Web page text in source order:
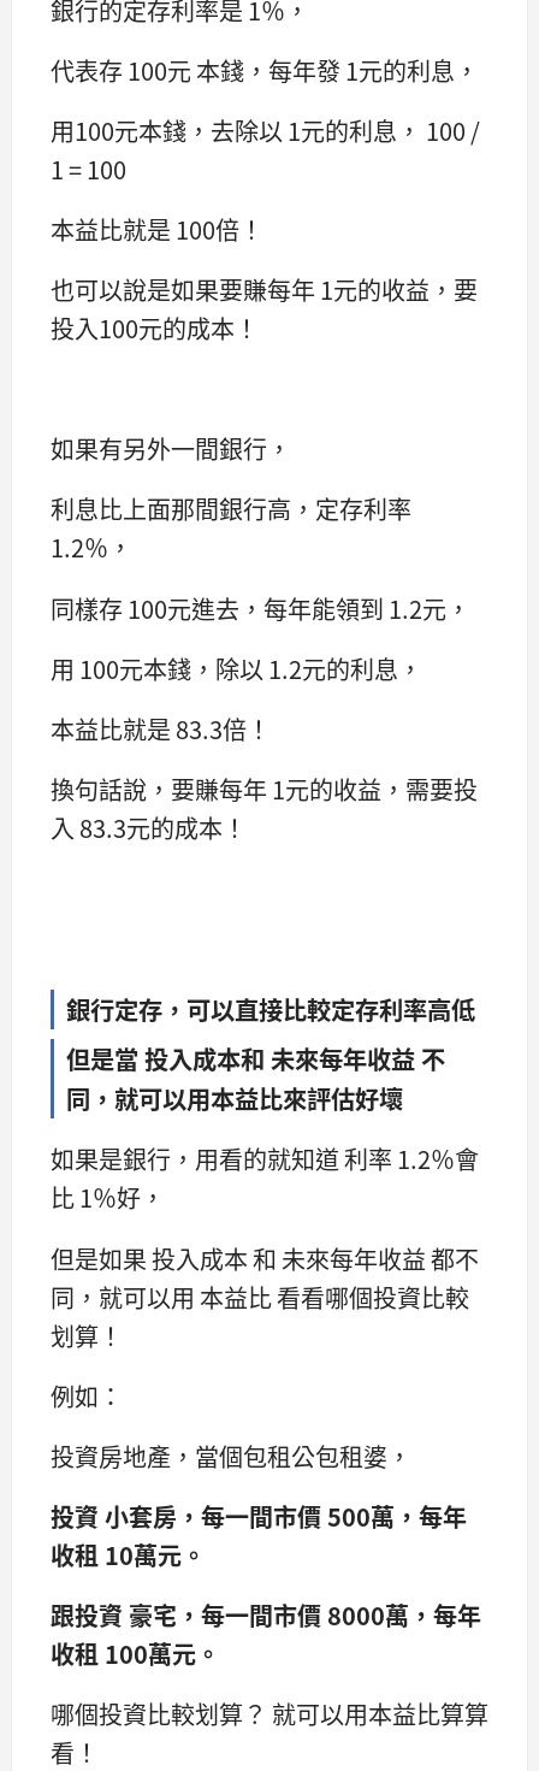
銀行的定存利率是 1％，
代表存 100元 本錢，每年發 1元的利息，
用100元本錢，去除以 1元的利息， 100 /
1 = 100
本益比就是 100倍！
也可以說是如果要賺每年 1元的收益，要
投入100元的成本！
如果有另外一間銀行，
利息比上面那間銀行高，定存利率
1.2％，
同樣存 100元進去，每年能領到 1.2元，
用 100元本錢，除以 1.2元的利息，
本益比就是 83.3倍！
換句話說，要賺每年 1元的收益，需要投
入 83.3元的成本！
銀行定存，可以直接比較定存利率高低
但是當 投入成本和 未來每年收益 不
同，就可以用本益比來評估好壞
如果是銀行，用看的就知道 利率 1.2％會
比 1％好，
但是如果 投入成本 和 未來每年收益 都不
同，就可以用 本益比 看看哪個投資比較
划算！
例如：
投資房地產，當個包租公包租婆，
投資 小套房，每一間市價 500萬，每年
收租 10萬元。
跟投資 豪宅，每一間市價 8000萬，每年
收租 100萬元。
哪個投資比較划算？ 就可以用本益比算算
看！